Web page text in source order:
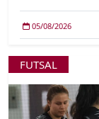
05/08/2026
FUTSAL